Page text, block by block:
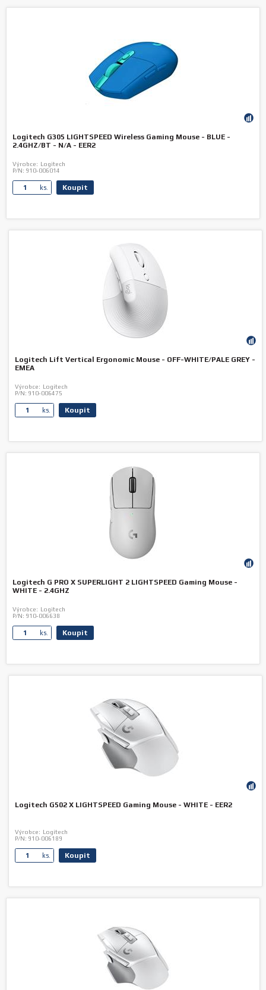
Logitech G305 LIGHTSPEED Wireless Gaming Mouse - BLUE -
2.4GHZ/BT - N/A - EER2
Výrobce: Logitech
P/N: 910-006014
ks. Koupit
Logitech Lift Vertical Ergonomic Mouse - OFF-WHITE/PALE GREY -
EMEA
Výrobce: Logitech
P/N: 910-006475
ks. Koupit
Logitech G PRO X SUPERLIGHT 2 LIGHTSPEED Gaming Mouse -
WHITE - 2.4GHZ
Výrobce: Logitech
P/N: 910-006638
ks. Koupit
Logitech G502 X LIGHTSPEED Gaming Mouse - WHITE - EER2
Výrobce: Logitech
P/N: 910-006189
ks. Koupit